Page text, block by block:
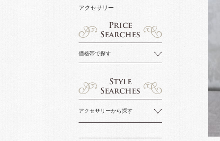
アクセサリー
価格帯で探す
アクセサリーから探す